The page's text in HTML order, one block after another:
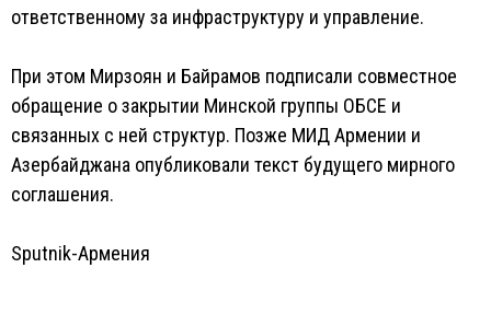
ответственному за инфраструктуру и управление.
При этом Мирзоян и Байрамов подписали совместное
обращение о закрытии Минской группы ОБСЕ и
связанных с ней структур. Позже МИД Армении и
Азербайджана опубликовали текст будущего мирного
соглашения.
Sputnik-Армения